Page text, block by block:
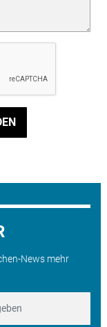
News mehr